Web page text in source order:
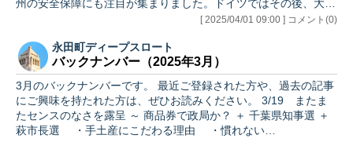
州の安全保障にも注目が集まりました。ドイツではその後、大規
[ 2025/04/01 09:00 ] コメント(0)
永田町ディープスロート
バックナンバー（2025年3月）
3月のバックナンバーです。 最近ご登録された方や、過去の記事
にご興味を持たれた方は、ぜひお読みください。 3/19 またま
たセンスのなさを露呈 ～ 商品券で政局か？ ＋ 千葉県知事選 ＋
萩市長選 ・手土産にこだわる理由 ・慣れない…